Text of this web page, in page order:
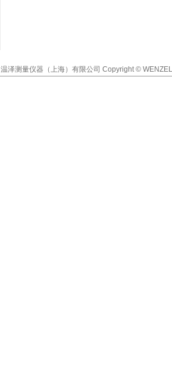
温泽测量仪器（上海）有限公司 Copyright ©